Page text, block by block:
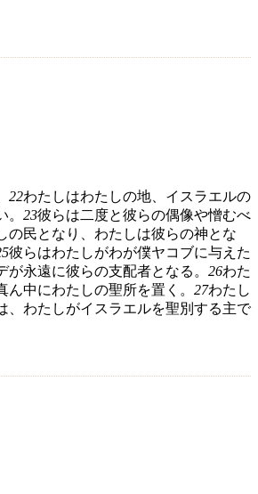
22わたしはわたしの地、イスラエルの
23彼らは二度と彼らの偶像や憎むべ
の民となり、わたしは彼らの神とな
彼らはわたしがわが僕ヤコブに与えた
永遠に彼らの支配者となる。 26わた
中にわたしの聖所を置く。 27わたし
、わたしがイスラエルを聖別する主で